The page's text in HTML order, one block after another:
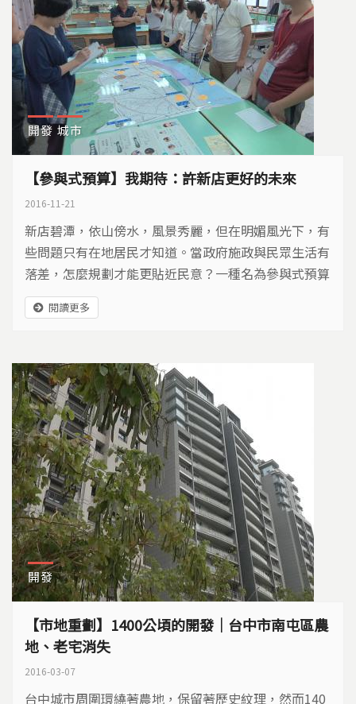
開發 城市
【參與式預算】我期待：許新店更好的未來
2016-11-21
新店碧潭，依山傍水，風景秀麗，但在明媚風光下，有
些問題只有在地居民才知道。當政府施政與民眾生活有
落差，怎麼規劃才能更貼近民意？一種名為參與式預算
的政策工具，讓居民握有主導權，打造家鄉願景，也期
待藉此彌補差距…
閱讀更多
開發
【市地重劃】1400公頃的開發｜台中市南屯區農
地、老宅消失
2016-03-07
台中城市周圍環繞著農地，保留著歷史紋理，然而140